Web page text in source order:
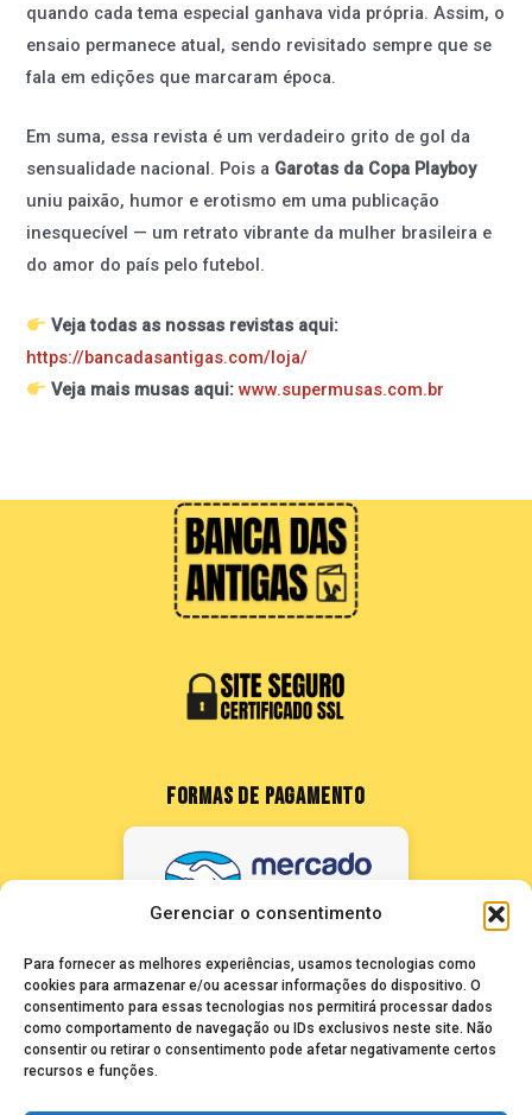
Gerenciar o consentimento
Para fornecer as melhores experiências, usamos tecnologias como
cookies para armazenar e/ou acessar informações do dispositivo. O
consentimento para essas tecnologias nos permitirá processar dados
como comportamento de navegação ou IDs exclusivos neste site. Não
consentir ou retirar o consentimento pode afetar negativamente certos
recursos e funções.
quando cada tema especial ganhava vida própria. Assim, o
ensaio permanece atual, sendo revisitado sempre que se
fala em edições que marcaram época.
Em suma, essa revista é um verdadeiro grito de gol da
sensualidade nacional. Pois a Garotas da Copa Playboy
uniu paixão, humor e erotismo em uma publicação
inesquecível — um retrato vibrante da mulher brasileira e
do amor do país pelo futebol.
Veja todas as nossas revistas aqui:
https://bancadasantigas.com/loja/
Veja mais musas aqui: www.supermusas.com.br
FORMAS DE PAGAMENTO
FALE CONOSCO
seuze@bancadasantigas.com